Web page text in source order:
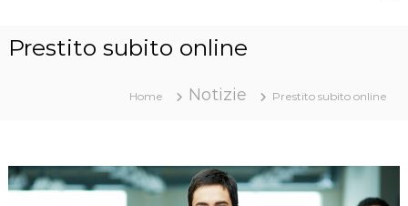
Prestito subito online
Home Notizie Prestito subito online